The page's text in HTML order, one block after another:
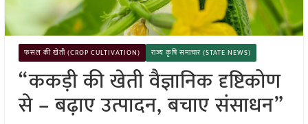
फसल की खेती (CROP CULTIVATION) राज्य कृषि समाचार (STATE NEWS)
“ककड़ी की खेती वैज्ञानिक दृष्टिकोण
से – बढ़ाए उत्पादन, बचाए संसाधन”